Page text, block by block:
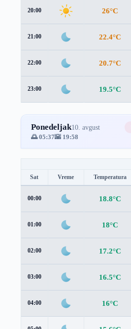
20:00 26°C
21:00 22.4°C
22:00 20.7°C
23:00 19.5°C
Ponedeljak10. avgust
🌅 05:37🌇 19:58
Sat Vreme Temperatura
00:00 18.8°C
01:00 18°C
02:00 17.2°C
03:00 16.5°C
04:00 16°C